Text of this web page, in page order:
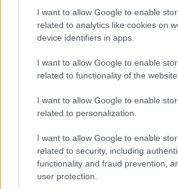
I want to allow Google to enable
related to analytics like cookies on
device identifiers in apps.
I want to allow Google to enable
related to functionality of the website
I want to allow Google to enable
related to personalization.
I want to allow Google to enable
related to security, including
functionality and fraud prevention,
user protection.
terv részleteit Ankarába.
környezetéregyanakodnak,
korábban többször is
fogalmazott meg a 2026-os
kapcsolatban.
Az elmélet szerint a
meggyőzze Trumpot a
még annak elindítása előtt. JD
különleges asszisztense és